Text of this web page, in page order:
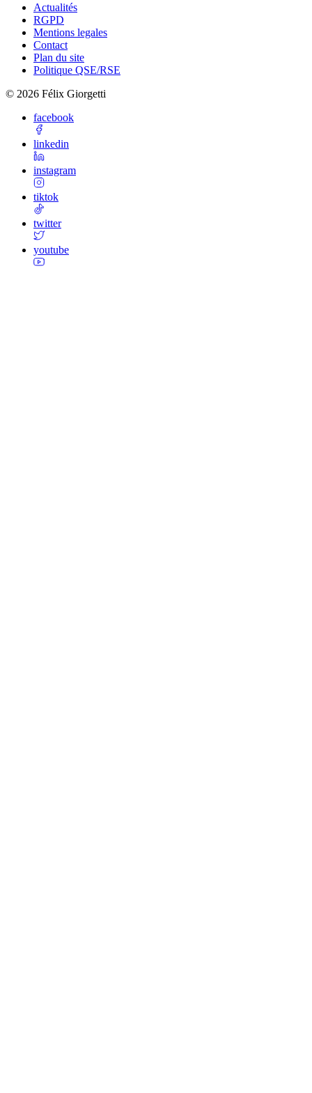
Actualités
RGPD
Mentions legales
Contact
Plan du site
Politique QSE/RSE
© 2026 Félix Giorgetti
facebook
linkedin
instagram
tiktok
twitter
youtube